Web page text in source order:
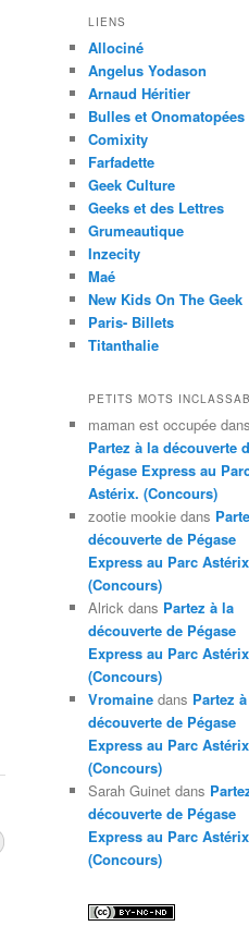
LIENS
Allociné
Angelus Yodason
Arnaud Héritier
Bulles et Onomatopées
Comixity
Farfadette
Geek Culture
Geeks et des Lettres
Grumeautique
Inzecity
Maé
New Kids On The Geek
Paris- Billets
Titanthalie
PETITS MOTS
maman est occupée dans
Partez à la découverte
Pégase Express au
Astérix. (Concours)
zootie mookie dans
découverte de Pégase
Express au Parc
(Concours)
Alrick dans Partez à la
découverte de Pégase
Express au Parc
(Concours)
Vromaine dans Partez
découverte de Pégase
Express au Parc
(Concours)
Sarah Guinet dans
découverte de Pégase
Express au Parc
(Concours)